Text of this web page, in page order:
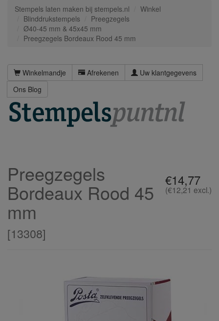
Stempels laten maken bij stempels.nl
Winkel
Blinddrukstempels
Preegzegels
Ø40-45 mm & 45x45 mm
Preegzegels Bordeaux Rood 45 mm
Winkelmandje Afrekenen
Uw klantgegevens
Ons Blog
€14,77
(€12,21 excl.)
Preegzegels
Bordeaux Rood 45
mm
[13308]